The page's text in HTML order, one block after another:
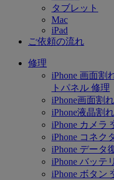
タブレット
Mac
iPad
ご依頼の流れ
修理
iPhone 画面
トパネル 修理
iPhone画面割
iPhone液晶割
iPhone カメラ
iPhone コネク
iPhone データ
iPhone バッテ
iPhone ボタン